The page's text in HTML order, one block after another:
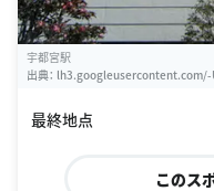
宇都宮駅
出典： lh3.googleusercontent.com/-
最終地点
このス